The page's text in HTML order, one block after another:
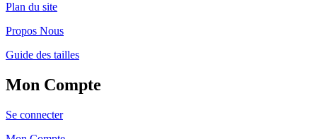
Plan du site
Propos Nous
Guide des tailles
Mon Compte
Se connecter